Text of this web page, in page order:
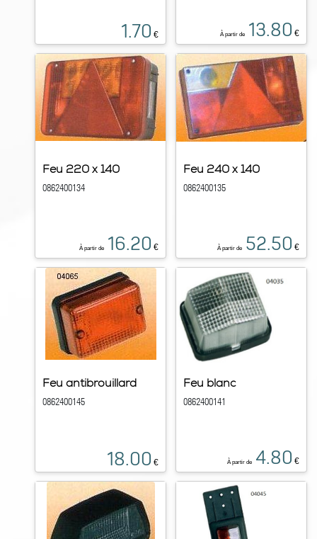
1.70 € À partir de 13.80 €
Feu 220 x 140
0862400134
À partir de 16.20 €
Feu 240 x 140
0862400135
À partir de 52.50 €
Feu antibrouillard
0862400145
18.00 €
Feu blanc
0862400141
À partir de 4.80 €